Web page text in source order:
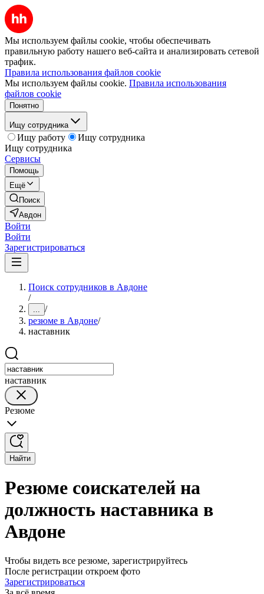
Мы используем файлы cookie, чтобы обеспечивать
правильную работу нашего веб-сайта и анализировать сетевой
трафик.
Правила использования файлов cookie
Мы используем файлы cookie. Правила использования
файлов cookie
Понятно
Ищу сотрудника
Ищу работу
Ищу сотрудника
Ищу сотрудника
Сервисы
Помощь
Ещё
Поиск
Авдон
Войти
Войти
Зарегистрироваться
Поиск сотрудников в Авдоне
/
... /
резюме в Авдоне/
наставник
наставник
Резюме
Найти
Резюме соискателей на
должность наставника в
Авдоне
Чтобы видеть все резюме, зарегистрируйтесь
После регистрации откроем фото
Зарегистрироваться